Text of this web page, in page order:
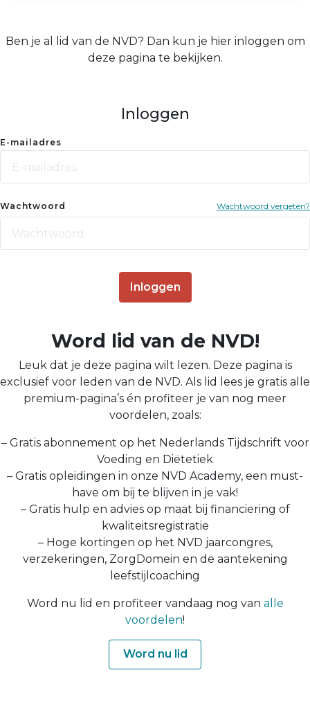
Ben je al lid van de NVD? Dan kun je hier inloggen om
deze pagina te bekijken.
Inloggen
E-mailadres
Wachtwoord Wachtwoord vergeten?
Inloggen
Word lid van de NVD!
Leuk dat je deze pagina wilt lezen. Deze pagina is
exclusief voor leden van de NVD. Als lid lees je gratis alle
premium-pagina’s én profiteer je van nog meer
voordelen, zoals:
– Gratis abonnement op het Nederlands Tijdschrift voor
Voeding en Diëtetiek
– Gratis opleidingen in onze NVD Academy, een must-
have om bij te blijven in je vak!
– Gratis hulp en advies op maat bij financiering of
kwaliteitsregistratie
– Hoge kortingen op het NVD jaarcongres,
verzekeringen, ZorgDomein en de aantekening
leefstijlcoaching
Word nu lid en profiteer vandaag nog van alle
voordelen!
Word nu lid